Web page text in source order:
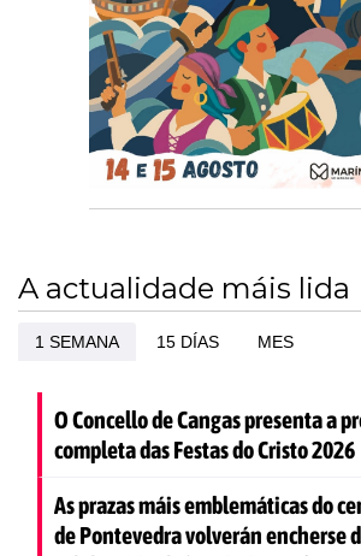
A actualidade máis lida
1 SEMANA 15 DÍAS MES
O Concello de Cangas presenta a
completa das Festas do Cristo 2026
As prazas máis emblemáticas do
de Pontevedra volverán encherse